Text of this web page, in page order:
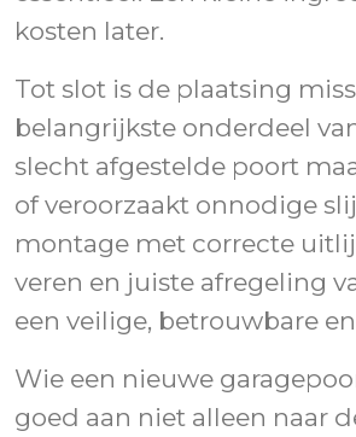
kosten later.
Tot slot is de plaatsing
belangrijkste onderdeel
slecht afgestelde poort
of veroorzaakt onnodige
montage met correcte
veren en juiste afregeling
een veilige, betrouwbare
Wie een nieuwe
goed aan niet alleen naar